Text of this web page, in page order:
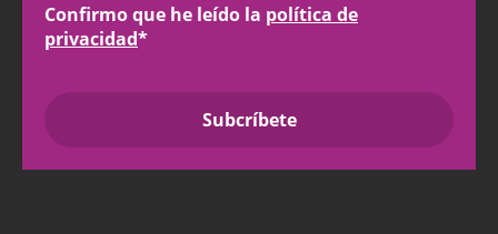
Confirmo que he leído la política de
privacidad*